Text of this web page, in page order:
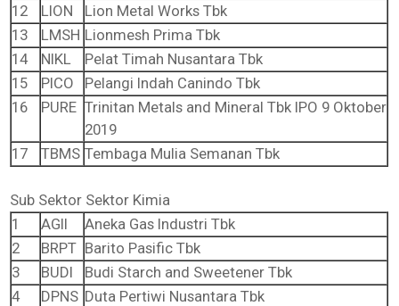
12
LION
Lion Metal Works Tbk
13
LMSH Lionmesh Prima Tbk
14
NIKL
Pelat Timah Nusantara Tbk
15
PICO
Pelangi Indah Canindo Tbk
16
PURE Trinitan Metals and Mineral Tbk IPO 9 Oktober
2019
17
TBMS Tembaga Mulia Semanan Tbk
Sub Sektor Sektor Kimia
1
AGII
Aneka Gas Industri Tbk
2
BRPT Barito Pasific Tbk
3
BUDI
Budi Starch and Sweetener Tbk
4
DPNS Duta Pertiwi Nusantara Tbk